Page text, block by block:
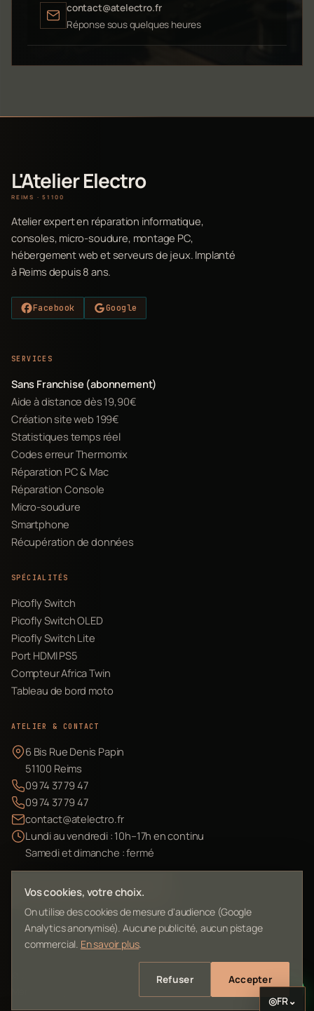
contact@atelectro.fr
Réponse sous quelques heures
L'Atelier Electro
REIMS · 51100
Atelier expert en réparation informatique,
consoles, micro-soudure, montage PC,
hébergement web et serveurs de jeux. Implanté
à Reims depuis 8 ans.
Facebook Google
SERVICES
Sans Franchise (abonnement)
Aide à distance dès 19,90€
Création site web 199€
Statistiques temps réel
Codes erreur Thermomix
Réparation PC & Mac
Réparation Console
Micro-soudure
Smartphone
Récupération de données
SPÉCIALITÉS
Picofly Switch
Picofly Switch OLED
Picofly Switch Lite
Port HDMI PS5
Compteur Africa Twin
Tableau de bord moto
ATELIER & CONTACT
6 Bis Rue Denis Papin
51100 Reims
09 74 37 79 47
09 74 37 79 47
contact@atelectro.fr
Lundi au vendredi : 10h–17h en continu
Samedi et dimanche : fermé
Envoyer mon matériel
L'Atelier Electro Reims — SIRET 10261022700013
Vos cookies, votre choix.
On utilise des cookies de mesure d'audience (Google
Analytics anonymisé). Aucune publicité, aucun pistage
commercial. En savoir plus.
Refuser Accepter
◎FR⌄